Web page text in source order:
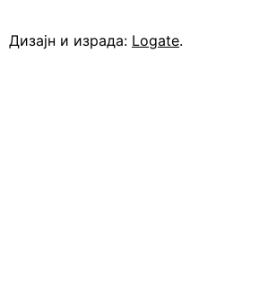
Дизајн и израда: Logate.